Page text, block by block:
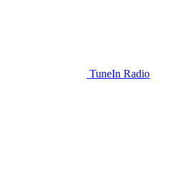
TuneIn Radio